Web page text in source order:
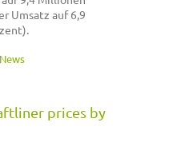
Umsatz auf 6,9
prices by